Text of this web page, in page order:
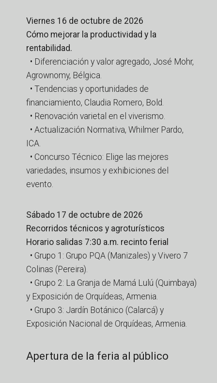
Viernes 16 de octubre de 2026
Cómo mejorar la productividad y la
rentabilidad.
• Diferenciación y valor agregado, José Mohr,
Agrownomy, Bélgica.
• Tendencias y oportunidades de
financiamiento, Claudia Romero, Bold.
• Renovación varietal en el viverismo.
• Actualización Normativa, Whilmer Pardo,
ICA.
• Concurso Técnico: Elige las mejores
variedades, insumos y exhibiciones del
evento.
Sábado 17 de octubre de 2026
Recorridos técnicos y agroturísticos
Horario salidas 7:30 a.m. recinto ferial
• Grupo 1: Grupo PQA (Manizales) y Vivero 7
Colinas (Pereira).
• Grupo 2: La Granja de Mamá Lulú (Quimbaya)
y Exposición de Orquídeas, Armenia.
• Grupo 3: Jardín Botánico (Calarcá) y
Exposición Nacional de Orquídeas, Armenia.
Apertura de la feria al público